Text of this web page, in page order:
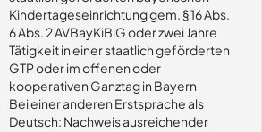
Kindertageseinrichtung gem. § 16 Abs.
6 Abs. 2 AVBayKiBiG oder zwei Jahre
Tätigkeit in einer staatlich geförderten
GTP oder im offenen oder
kooperativen Ganztag in Bayern
Bei einer anderen Erstsprache als
Deutsch: Nachweis ausreichender